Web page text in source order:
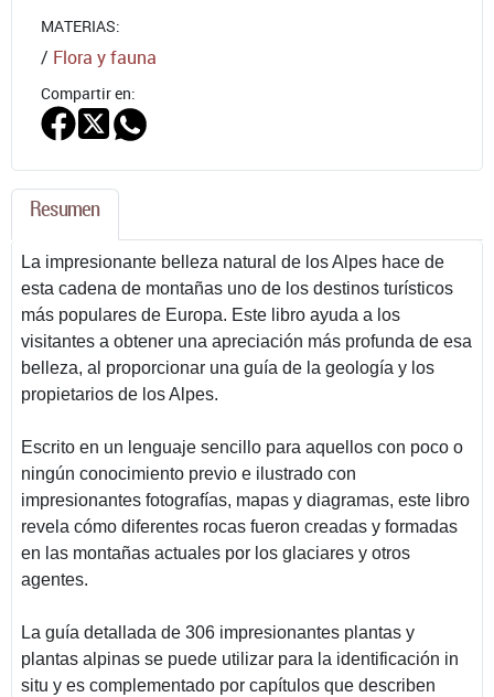
MATERIAS:
/ Flora y fauna
Compartir en:
Resumen
La impresionante belleza natural de los Alpes hace de
esta cadena de montañas uno de los destinos turísticos
más populares de Europa. Este libro ayuda a los
visitantes a obtener una apreciación más profunda de esa
belleza, al proporcionar una guía de la geología y los
propietarios de los Alpes.
Escrito en un lenguaje sencillo para aquellos con poco o
ningún conocimiento previo e ilustrado con
impresionantes fotografías, mapas y diagramas, este libro
revela cómo diferentes rocas fueron creadas y formadas
en las montañas actuales por los glaciares y otros
agentes.
La guía detallada de 306 impresionantes plantas y
plantas alpinas se puede utilizar para la identificación in
situ y es complementado por capítulos que describen